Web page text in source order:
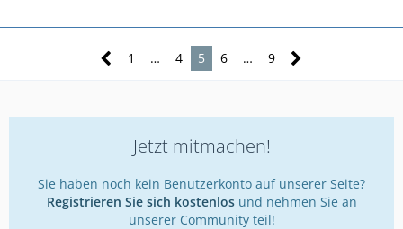
1 … 4 5 6 … 9
Jetzt mitmachen!
Sie haben noch kein Benutzerkonto auf unserer Seite?
Registrieren Sie sich kostenlosund nehmen Sie an
unserer Community teil!